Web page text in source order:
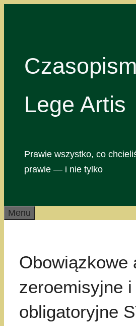
Lege Artis
Prawie wszystko, co
prawie — i nie tylko
Menu
Obowiązkowe
zeroemisyjne i
obligatoryjne